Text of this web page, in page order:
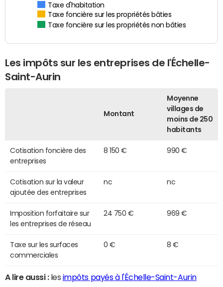
Taxe d'habitation
Taxe foncière sur les propriétés bâties
Taxe foncière sur les propriétés non bâties
Les impôts sur les entreprises de l'Échelle-
Saint-Aurin
Montant
Moyenne
villages de
moins de 250
habitants
Cotisation foncière des
entreprises
8 150 € 990 €
Cotisation sur la valeur
ajoutée des entreprises
nc nc
Imposition forfaitaire sur
les entreprises de réseau
24 750 € 969 €
Taxe sur les surfaces
commerciales
0 € 8 €
A lire aussi :les impôts payés à l'Échelle-Saint-Aurin